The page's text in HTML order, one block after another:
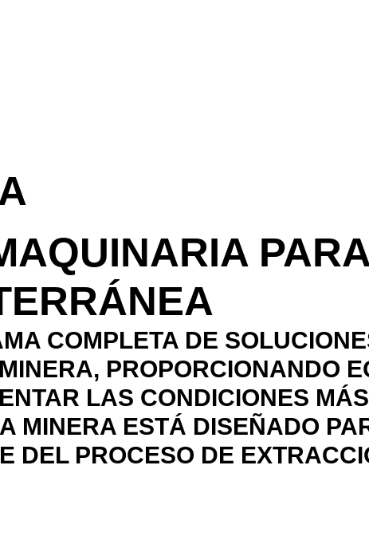
COMPLETA DE
PROPORCIONANDO
LAS CONDICIONES
MINERA ESTÁ DISEÑADO
DEL PROCESO DE